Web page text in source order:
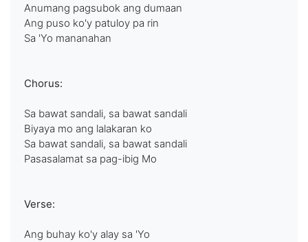
Anumang pagsubok ang dumaan
Ang puso ko'y patuloy pa rin
Sa 'Yo mananahan
Chorus:
Sa bawat sandali, sa bawat sandali
Biyaya mo ang lalakaran ko
Sa bawat sandali, sa bawat sandali
Pasasalamat sa pag-ibig Mo
Verse:
Ang buhay ko'y alay sa 'Yo